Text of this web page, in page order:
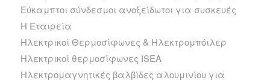
Εύκαμπτοι σύνδεσμοι ανοξείδωτοι για συσκευές
Η Εταιρεία
Ηλεκτρικοί Θερμοσίφωνες & Ηλεκτρομπόιλερ
Ηλεκτρικοί θερμοσίφωνες ISEA
Ηλεκτρομαγνητικές βαλβίδες αλουμινίου για